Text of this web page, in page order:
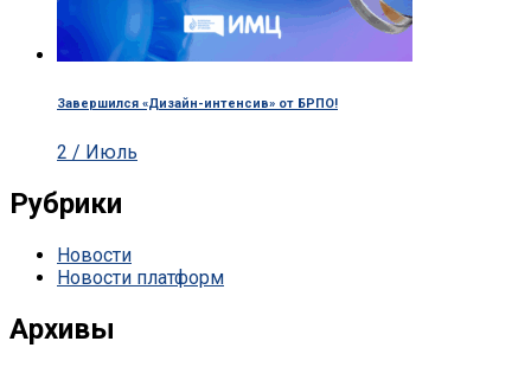
Завершился «Дизайн-интенсив» от БРПО!
2 / Июль
Рубрики
Новости
Новости платформ
Архивы